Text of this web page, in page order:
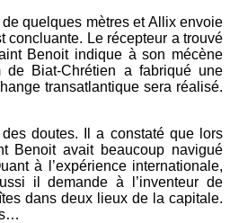
quelques mètres et Allix envoie
concluante. Le récepteur a trouvé
Benoit indique à son mécène
de Biat-Chrétien a fabriqué une
transatlantique sera réalisé.
doutes. Il a constaté que lors
Benoit avait beaucoup navigué
à l’expérience internationale,
il demande à l’inventeur de
dans deux lieux de la capitale.